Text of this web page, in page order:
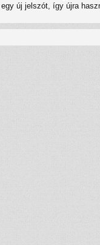
új jelszót, így újra